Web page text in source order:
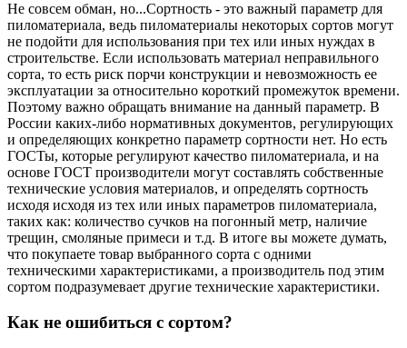
Не совсем обман, но...Сортность - это важный параметр для
пиломатериала, ведь пиломатериалы некоторых сортов могут
не подойти для использования при тех или иных нуждах в
строительстве. Если использовать материал неправильного
сорта, то есть риск порчи конструкции и невозможность ее
эксплуатации за относительно короткий промежуток времени.
Поэтому важно обращать внимание на данный параметр. В
России каких-либо нормативных документов, регулирующих
и определяющих конкретно параметр сортности нет. Но есть
ГОСТы, которые регулируют качество пиломатериала, и на
основе ГОСТ производители могут составлять собственные
технические условия материалов, и определять сортность
исходя исходя из тех или иных параметров пиломатериала,
таких как: количество сучков на погонный метр, наличие
трещин, смоляные примеси и т.д. В итоге вы можете думать,
что покупаете товар выбранного сорта с одними
техническими характеристиками, а производитель под этим
сортом подразумевает другие технические характеристики.
Как не ошибиться с сортом?